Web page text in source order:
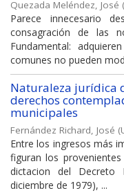
Quezada Meléndez, José (
Parece innecesario
consagración de las
Fundamental:
comunes no pueden
Naturaleza jurídica
derechos
municipales
Fernández Richard, José (
Entre los ingresos más
figuran los
dictacion del
diciembre de 1979), ...